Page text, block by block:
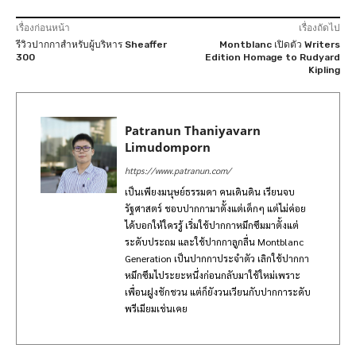
เรื่องก่อนหน้า
รีวิวปากกาสำหรับผู้บริหาร Sheaffer
300
เรื่องถัดไป
Montblanc เปิดตัว Writers
Edition Homage to Rudyard
Kipling
Patranun Thaniyavarn
Limudomporn
https://www.patranun.com/
เป็นเพียงมนุษย์ธรรมดา คนเดินดิน เรียนจบ
รัฐศาสตร์ ชอบปากกามาตั้งแต่เด็กๆ แต่ไม่ค่อย
ได้บอกให้ใครรู้ เริ่มใช้ปากกาหมึกซึมมาตั้งแต่
ระดับประถม และใช้ปากกาลูกลื่น Montblanc
Generation เป็นปากกาประจำตัว เลิกใช้ปากกา
หมึกซึมไประยะหนึ่งก่อนกลับมาใช้ใหม่เพราะ
เพื่อนฝูงชักชวน แต่ก็ยังวนเวียนกับปากการะดับ
พรีเมียมเช่นเคย